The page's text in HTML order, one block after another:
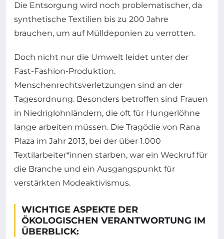
Die Entsorgung wird noch problematischer, da
synthetische Textilien bis zu 200 Jahre
brauchen, um auf Mülldeponien zu verrotten.
Doch nicht nur die Umwelt leidet unter der
Fast-Fashion-Produktion.
Menschenrechtsverletzungen sind an der
Tagesordnung. Besonders betroffen sind Frauen
in Niedriglohnländern, die oft für Hungerlöhne
lange arbeiten müssen. Die Tragödie von Rana
Plaza im Jahr 2013, bei der über 1.000
Textilarbeiter*innen starben, war ein Weckruf für
die Branche und ein Ausgangspunkt für
verstärkten Modeaktivismus.
WICHTIGE ASPEKTE DER
ÖKOLOGISCHEN VERANTWORTUNG IM
ÜBERBLICK: